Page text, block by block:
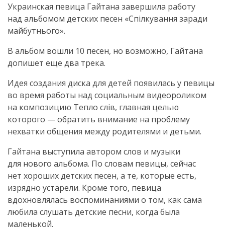
Украинская певица Гайтана завершила работу
над альбомом детских песен «Спілкування заради
майбутнього».
В альбом вошли 10 песен, но возможно, Гайтана
допишет еще два трека.
Идея создания диска для детей появилась у певицы
во время работы над социальным видеороликом
на композицию Тепло слів, главная целью
которого — обратить внимание на проблему
нехватки общения между родителями и детьми.
Гайтана выступила автором слов и музыки
для нового альбома. По словам певицы, сейчас
нет хороших детских песен, а те, которые есть,
изрядно устарели. Кроме того, певица
вдохновлялась воспоминаниями о том, как сама
любила слушать детские песни, когда была
маленькой.